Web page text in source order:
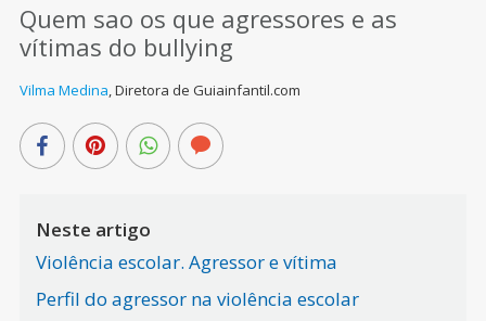
Quem sao os que agressores e as
vítimas do bullying
Vilma Medina,Diretora de Guiainfantil.com
Neste artigo
Violência escolar. Agressor e vítima
Perfil do agressor na violência escolar